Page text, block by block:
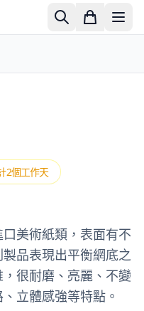
2個工作天
美術紙類，表面有不
品表現出平衡網底之
很耐磨、亮麗、不變
立體感強等特點。